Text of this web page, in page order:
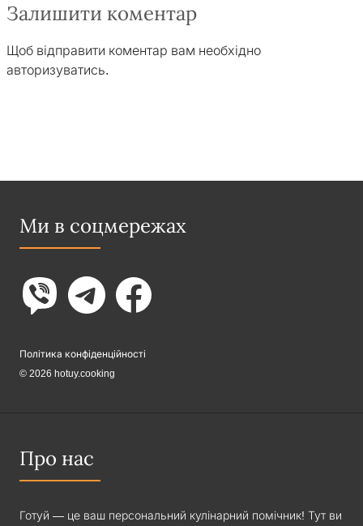
Залишити коментар
Щоб відправити коментар вам необхідно
авторизуватись.
Ми в соцмережах
Політика конфіденційності
© 2026 hotuy.cooking
Про нас
Готуй — це ваш персональний кулінарний помічник! Тут ви